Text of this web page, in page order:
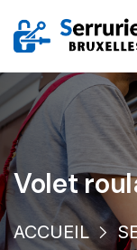
Volet
ACCUEIL